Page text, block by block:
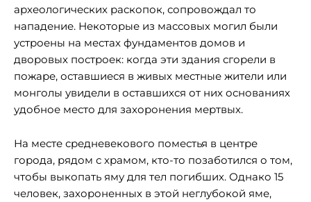
археологических раскопок, сопровождал то
нападение. Некоторые из массовых могил были
устроены на местах фундаментов домов и
дворовых построек: когда эти здания сгорели в
пожаре, оставшиеся в живых местные жители или
монголы увидели в оставшихся от них основаниях
удобное место для захоронения мертвых.
На месте средневекового поместья в центре
города, рядом с храмом, кто-то позаботился о том,
чтобы выкопать яму для тел погибших. Однако 15
человек, захороненных в этой неглубокой яме,